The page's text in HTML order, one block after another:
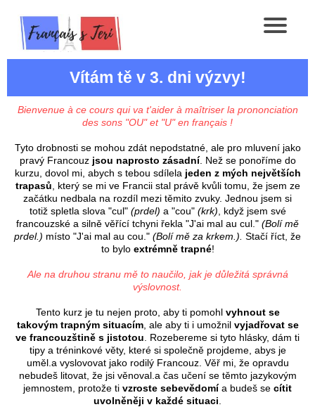
Vítám tě v 3. dni výzvy!
Bienvenue à ce cours qui va t'aider à maîtriser la prononciation
des sons "OU" et "U" en français !
Tyto drobnosti se mohou zdát nepodstatné, ale pro mluvení jako
pravý Francouz jsou naprosto zásadní. Než se ponoříme do
kurzu, dovol mi, abych s tebou sdílela jeden z mých největších
trapasů , který se mi ve Francii stal právě kvůli tomu, že jsem ze
začátku nedbala na rozdíl mezi těmito zvuky. Jednou jsem si
totiž spletla slova "cul" (prdel) a "cou" (krk) , když jsem své
francouzské a silně věřící tchyni řekla "J'ai mal au cul." (Bolí mě
prdel.) místo "J'ai mal au cou." (Bolí mě za krkem.). Stačí říct, že
to bylo extrémně trapné!
Ale na druhou stranu mě to naučilo, jak je důležitá správná
výslovnost.
Tento kurz je tu nejen proto, aby ti pomohl vyhnout se
takovým trapným situacím, ale aby ti i umožnil vyjadřovat se
ve francouzštině s jistotou . Rozebereme si tyto hlásky, dám ti
tipy a tréninkové věty, které si společně projdeme, abys je
uměl.a vyslovovat jako rodilý Francouz. Věř mi, že opravdu
nebudeš litovat, že jsi věnoval.a čas učení se těmto jazykovým
jemnostem, protože ti vzroste sebevědomía budeš se cítit
uvolněněji v každé situaci